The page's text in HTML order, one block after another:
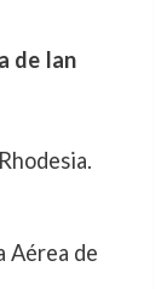
de Ian
Aérea de